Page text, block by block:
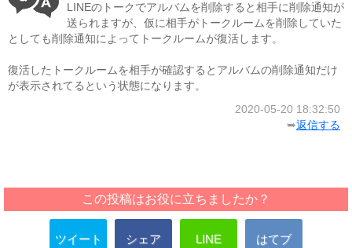
LINEのトークでアルバムを削除すると相手に削除通知が
送られますが、仮に相手がトークルームを削除していた
としても削除通知によってトークルームが復活します。
復活したトークルームを相手が確認するとアルバムの削除通知だけ
が表示されてるという状態になります。
2020-05-20 18:32:50
➥返信する
この投稿はお役に立ちましたか？
ツイート シェア LINE はてブ